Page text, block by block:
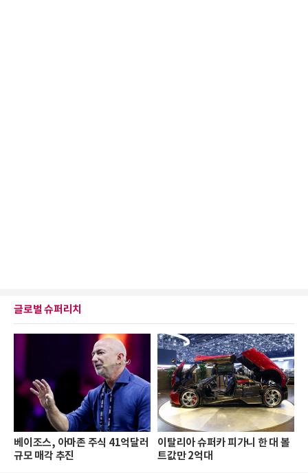
글로벌 슈퍼리치
베이조스, 아마존 주식 41억달러
규모 매각 추진
이탈리아 슈퍼카 피가니 한 대 볼
트값만 2억대